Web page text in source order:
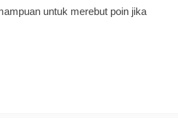
untuk merebut poin jika